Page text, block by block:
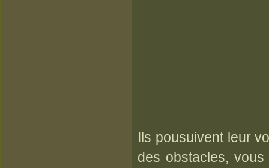
Ils pousuivent leur
des obstacles,